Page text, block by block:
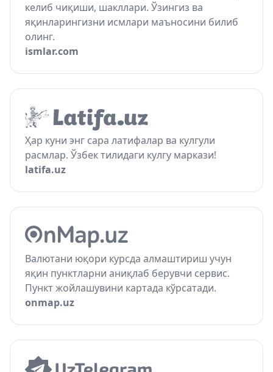
келиб чиқиши, шакллари. Ўзингиз ва
яқинларингизни исмлари маъносини билиб
олинг.
ismlar.com
Ҳар куни энг сара латифалар ва кулгули
расмлар. Ўзбек тилидаги кулгу маркази!
latifa.uz
Валютани юқори курсда алмаштириш учун
яқин пунктларни аниқлаб берувчи сервис.
Пункт жойлашувини картада кўрсатади.
onmap.uz